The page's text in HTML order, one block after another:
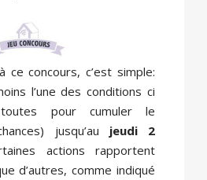
ce concours, c’est simple:
l’une des conditions ci
pour cumuler le
jusqu’au jeudi 2
actions rapportent
d’autres, comme indiqué